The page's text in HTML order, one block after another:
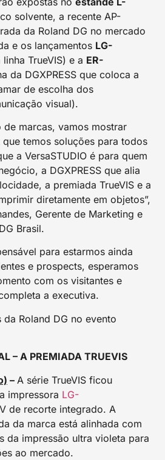
solvente, a recente AP-
da Roland DG no mercado
e os lançamentos LG-
TrueVIS) e a ER-
da DGXPRESS que coloca a
de escolha dos
visual).
de marcas, vamos mostrar
que temos soluções para todos
a VersaSTUDIO é para quem
a DGXPRESS que alia
a premiada TrueVIS e a
diretamente em objetos”,
Gerente de Marketing e
Brasil.
para estarmos ainda
e prospects, esperamos
com os visitantes e
a executiva.
Roland DG no evento
– A PREMIADA TRUEVIS
– A série TrueVIS ficou
impressora LG-
de recorte integrado. A
da marca está alinhada com
da impressão ultra violeta para
ao mercado.